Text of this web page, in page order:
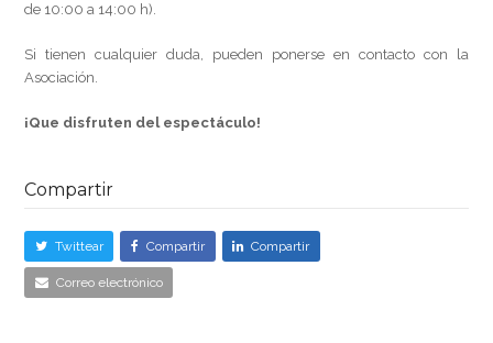
de 10:00 a 14:00 h).
Si tienen cualquier duda, pueden ponerse en contacto con la
Asociación.
¡Que disfruten del espectáculo!
Compartir
Twittear Compartir Compartir
Correo electrónico